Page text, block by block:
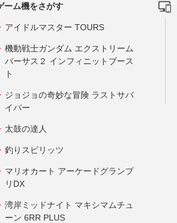
ーム機をさがす
アイドルマスター TOURS
機動戦士ガンダム エクストリーム
バーサス２ インフィニットブース
ト
ジョジョの奇妙な冒険 ラストサバ
イバー
太鼓の達人
釣りスピリッツ
マリオカート アーケードグランプ
リDX
湾岸ミッドナイト マキシマムチュ
ーン 6RR PLUS